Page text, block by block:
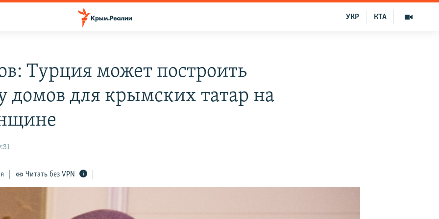
КТА
УКР
Турция может построить
домов для крымских татар на
Читать без VPN